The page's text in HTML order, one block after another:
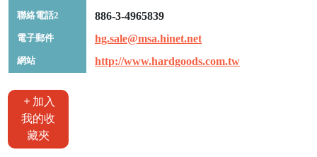
聯絡電話2 886-3-4965839
電子郵件 hg.sale@msa.hinet.net
網站 http://www.hardgoods.com.tw
加入
我的收
藏夾